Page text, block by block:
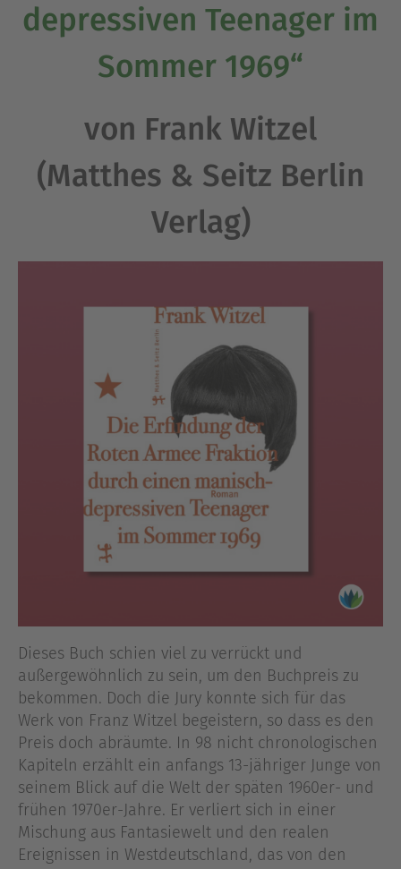
depressiven Teenager im
Sommer 1969“
von Frank Witzel
(Matthes & Seitz Berlin
Verlag)
Dieses Buch schien viel zu verrückt und
außergewöhnlich zu sein, um den Buchpreis zu
bekommen. Doch die Jury konnte sich für das
Werk von Franz Witzel begeistern, so dass es den
Preis doch abräumte. In 98 nicht chronologischen
Kapiteln erzählt ein anfangs 13-jähriger Junge von
seinem Blick auf die Welt der späten 1960er- und
frühen 1970er-Jahre. Er verliert sich in einer
Mischung aus Fantasiewelt und den realen
Ereignissen in Westdeutschland, das von den